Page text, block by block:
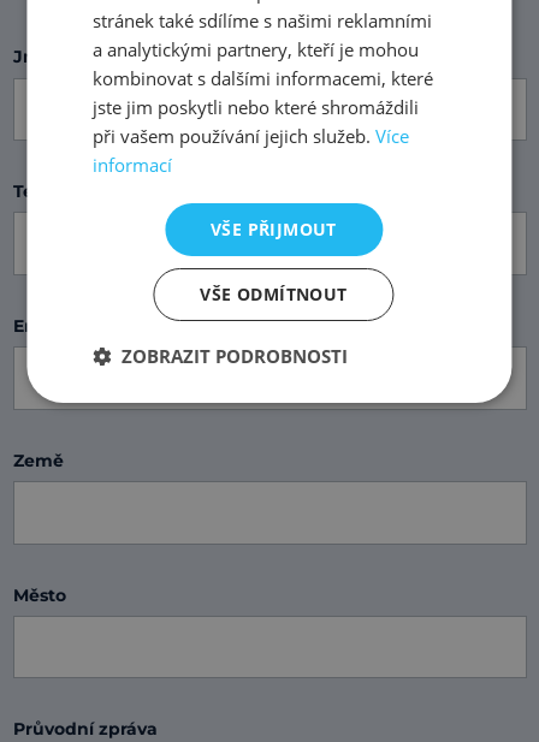
Jméno a příjmení
Telefon
Email
Země
Město
Průvodní zpráva
stránek také sdílíme s našimi reklamními
a analytickými partnery, kteří je mohou
kombinovat s dalšími informacemi, které
jste jim poskytli nebo které shromáždili
při vašem používání jejich služeb.Více
informací
VŠE PŘIJMOUT
VŠE ODMÍTNOUT
ZOBRAZIT PODROBNOSTI